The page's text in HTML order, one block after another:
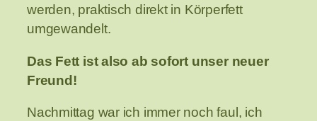
werden, praktisch direkt in Körperfett
umgewandelt.
Das Fett ist also ab sofort unser neuer
Freund!
Nachmittag war ich immer noch faul, ich